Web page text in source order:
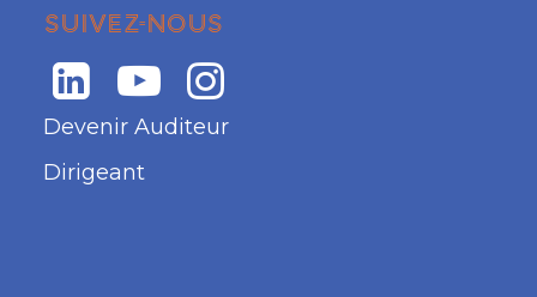
SUIVEZ-NOUS
Devenir Auditeur
Dirigeant